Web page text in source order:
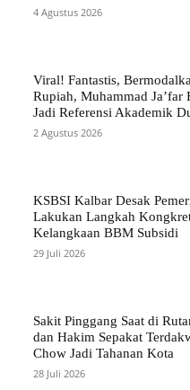
4 Agustus 2026
Viral! Fantastis,
Rupiah, Muhammad Ja’far
Jadi Referensi Akademik
2 Agustus 2026
KSBSI Kalbar Desak
Lakukan Langkah
Kelangkaan BBM Subsidi
29 Juli 2026
Sakit Pinggang Saat di
dan Hakim Sepakat
Chow Jadi Tahanan Kota
28 Juli 2026